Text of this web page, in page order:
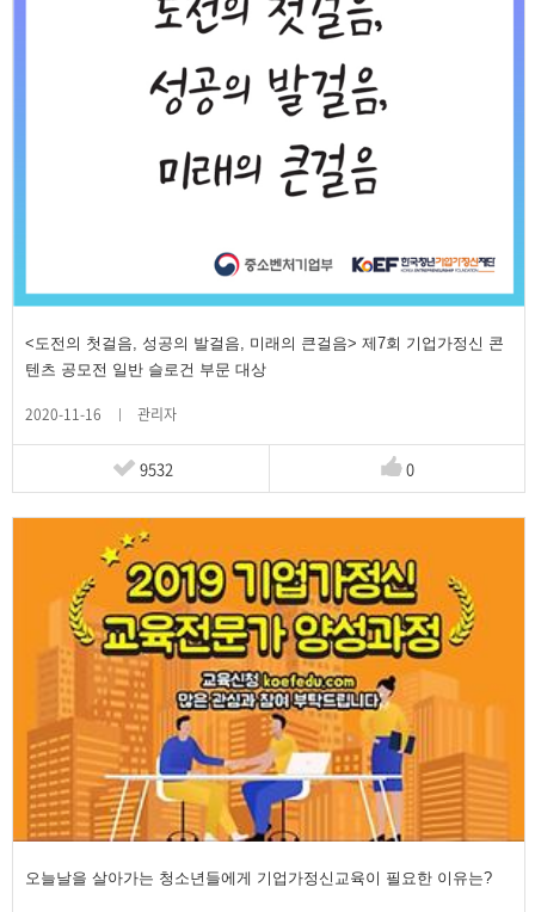
<도전의 첫걸음, 성공의 발걸음, 미래의 큰걸음> 제7회 기업가정신 콘
텐츠 공모전 일반 슬로건 부문 대상
2020-11-16 관리자
9532 0
오늘날을 살아가는 청소년들에게 기업가정신교육이 필요한 이유는?